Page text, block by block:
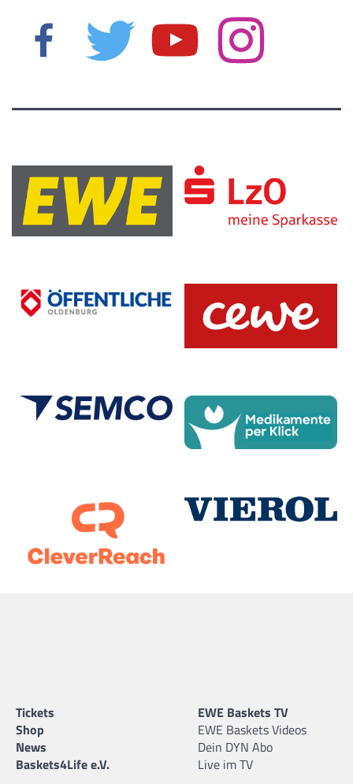
Tickets
Shop
News
Baskets4Life e.V.
EWE Baskets TV
EWE Baskets Videos
Dein DYN Abo
Live im TV